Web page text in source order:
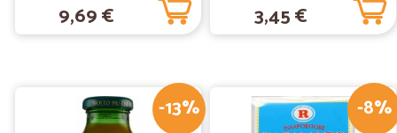
9,69 € 3,45 €
-13% -8%